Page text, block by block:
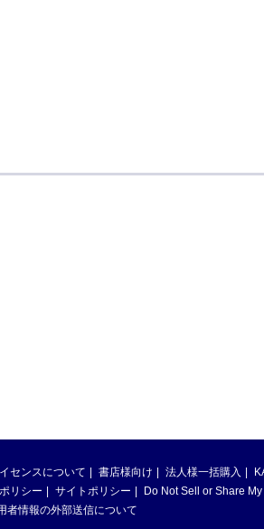
センスについて 書店様向け 法人様一括購入
リシー サイトポリシー
Do Not Sell or Share
者情報の外部送信について